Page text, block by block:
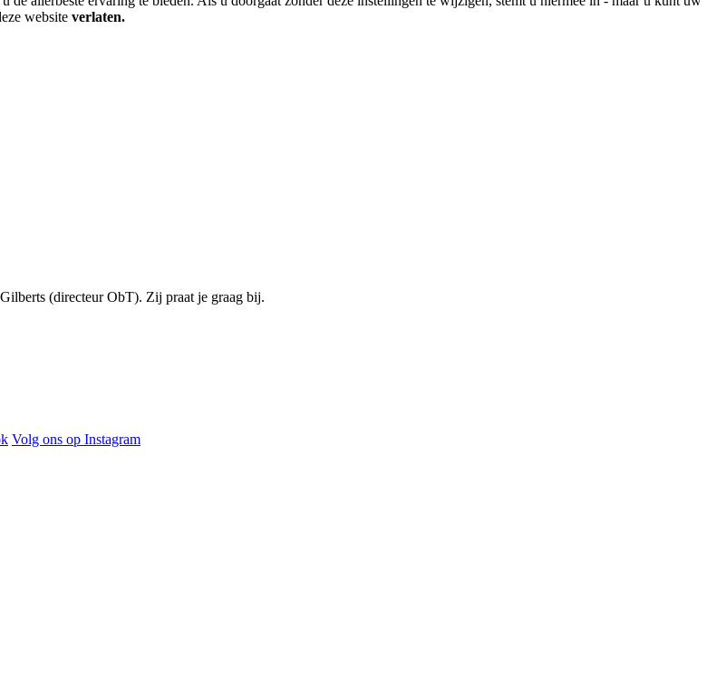
website verlaten.
(directeur ObT). Zij praat je graag bij.
Volg ons op Instagram